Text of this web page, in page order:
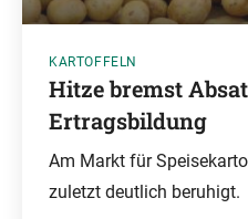
KARTOFFELN
Hitze bremst
Ertragsbildung
Am Markt für
zuletzt deutlich beruhigt.